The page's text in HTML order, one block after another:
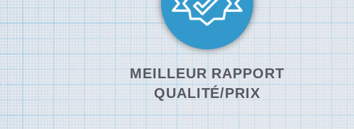
MEILLEUR RAPPORT
QUALITÉ/PRIX